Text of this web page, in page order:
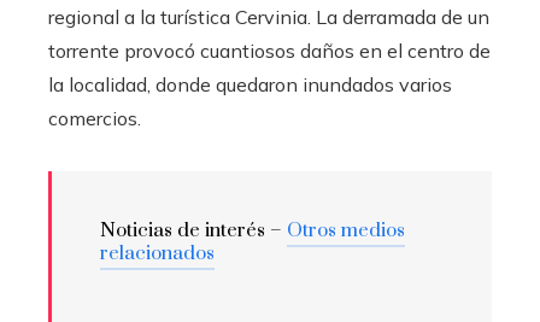
regional a la turística Cervinia. La derramada de un
torrente provocó cuantiosos daños en el centro de
la localidad, donde quedaron inundados varios
comercios.
Noticias de interés – Otros medios
relacionados